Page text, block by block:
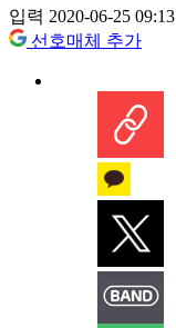
입력 2020-06-25 09:13
선호매체 추가